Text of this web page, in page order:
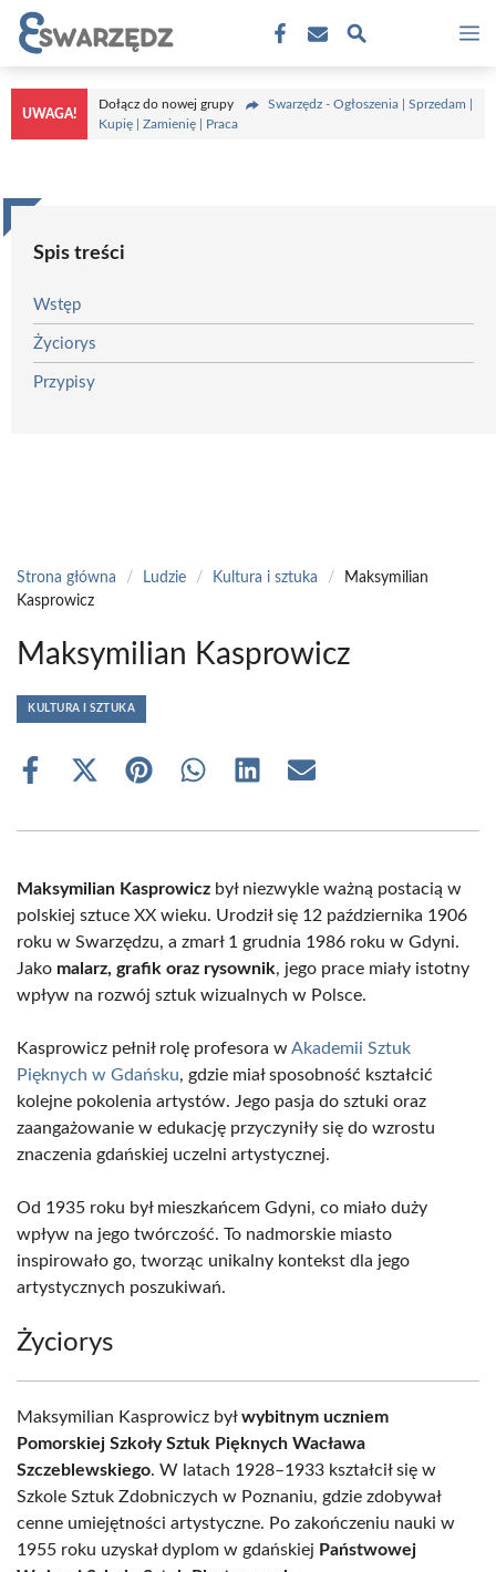
Przejdź
treści
UWAGA!
Dołącz do nowej grupy
Swarzędz - Ogłoszenia | Sprzedam |
Kupię | Zamienię | Praca
Spis treści
Wstęp
Życiorys
Przypisy
Strona główna / Ludzie / Kultura i sztuka /
Maksymilian
Kasprowicz
Maksymilian Kasprowicz
KULTURA I SZTUKA
Share
Share
(Twitter)
Share Share Share Share
Maksymilian Kasprowicz był niezwykle ważną postacią w
polskiej sztuce XX wieku. Urodził się 12 października 1906
roku w Swarzędzu, a zmarł 1 grudnia 1986 roku w Gdyni.
Jako malarz, grafik oraz rysownik, jego prace miały istotny
wpływ na rozwój sztuk wizualnych w Polsce.
Kasprowicz pełnił rolę profesora wAkademii Sztuk
Pięknych w Gdańsku, gdzie miał sposobność kształcić
kolejne pokolenia artystów. Jego pasja do sztuki oraz
zaangażowanie w edukację przyczyniły się do wzrostu
znaczenia gdańskiej uczelni artystycznej.
Od 1935 roku był mieszkańcem Gdyni, co miało duży
wpływ na jego twórczość. To nadmorskie miasto
inspirowało go, tworząc unikalny kontekst dla jego
artystycznych poszukiwań.
Życiorys
Maksymilian Kasprowicz byłwybitnym uczniem
Pomorskiej Szkoły Sztuk Pięknych Wacława
Szczeblewskiego. W latach 1928–1933 kształcił się w
Szkole Sztuk Zdobniczych w Poznaniu, gdzie zdobywał
cenne umiejętności artystyczne. Po zakończeniu nauki w
1955 roku uzyskał dyplom w gdańskiej Państwowej